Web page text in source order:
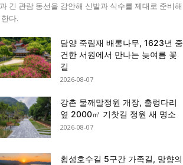
긴 관람 동선을 감안해 신발과 식수를 제대로 준비해
다.
담양 죽림재 배롱나무, 1623년 중
건한 서원에서 만나는 늦여름 꽃
길
2026-08-07
강촌 물깨말정원 개장, 출렁다리
옆 2000㎡ 기찻길 정원 새 명소
2026-08-07
횡성호수길 5구간 가족길, 망향의